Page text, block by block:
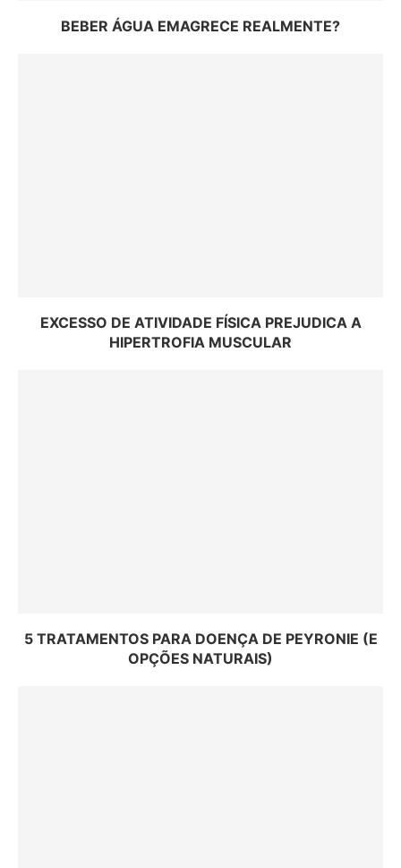
BEBER ÁGUA EMAGRECE REALMENTE?
EXCESSO DE ATIVIDADE FÍSICA PREJUDICA A
HIPERTROFIA MUSCULAR
5 TRATAMENTOS PARA DOENÇA DE PEYRONIE (E
OPÇÕES NATURAIS)